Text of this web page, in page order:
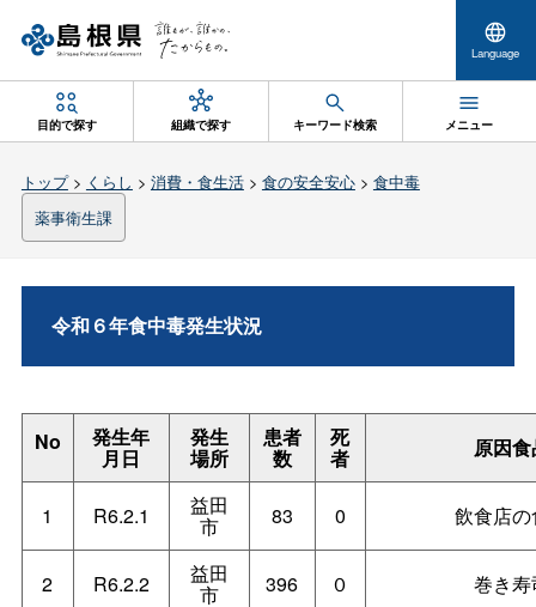
Language
目的で探す 組織で探す キーワード検索 メニュー
トップ> くらし > 消費・食生活> 食の安全安心> 食中毒
薬事衛生課
令和６年食中毒発生状況
No 発生年
月日
発生
場所
患者
数
死
者 原因
1 R6.2.1 益田
市 83 0 飲食店
2 R6.2.2 益田
市 396 ０ 巻き